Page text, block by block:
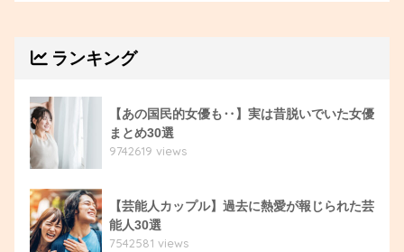
ランキング
【あの国民的女優も‥】実は昔脱いでいた女優
まとめ30選
9742619 views
【芸能人カップル】過去に熱愛が報じられた芸
能人30選
7542581 views